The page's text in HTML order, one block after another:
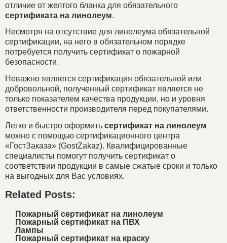
отличие от желтого бланка для обязательного
сертификата на линолеум.
Несмотря на отсутствие для линолеума обязательной
сертификации, на него в обязательном порядке
потребуется получить сертификат о пожарной
безопасности.
Неважно является сертификация обязательной или
добровольной, полученный сертификат является не
только показателем качества продукции, но и уровня
ответственности производителя перед покупателями.
Легко и быстро оформить сертификат на линолеум
можно с помощью сертификационного центра
«ГостЗаказа» (GostZakaz). Квалифицированные
специалисты помогут получить сертификат о
соответствии продукции в самые сжатые сроки и только
на выгодных для Вас условиях.
Related Posts:
Пожарный сертификат на линолеум
Пожарный сертификат на ПВХ
Лампы
Пожарный сертификат на краску